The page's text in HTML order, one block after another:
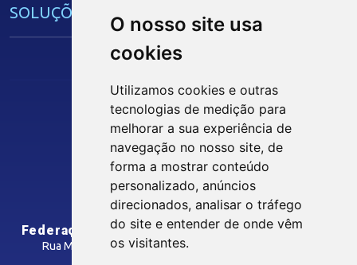
O nosso site usa
cookies
Utilizamos cookies e outras
tecnologias de medição para
melhorar a sua experiência de
navegação no nosso site, de
forma a mostrar conteúdo
personalizado, anúncios
direcionados, analisar o tráfego
do site e entender de onde vêm
os visitantes.
SOLUÇÕES E SERVIÇOS
Núcleo de Acesso ao Crédito
Centro Internacional de Negócios -
CONTRIBUIÇÃO SINDICAL
SINDICATOS FILIADOS
Siga nossas Redes Sociais
INTRANET
Federação das Indústrias do Estado da Paraíba
Rua Manoel Gonçalves Guimarães, 195 - José Pinheiro